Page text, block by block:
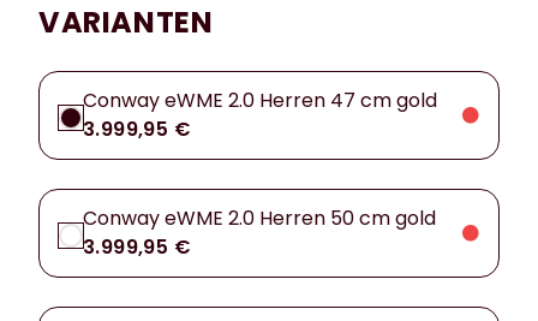
VARIANTEN
Conway eWME 2.0 Herren 47 cm gold
3.999,95 €
Conway eWME 2.0 Herren 50 cm gold
3.999,95 €